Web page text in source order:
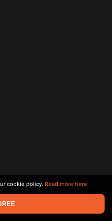
rights reserved. All trademarks
owners.
cookie policy. Read more here.